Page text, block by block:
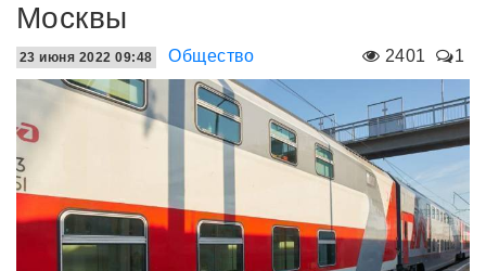
Москвы
2401 1
23 июня 2022 09:48 Общество